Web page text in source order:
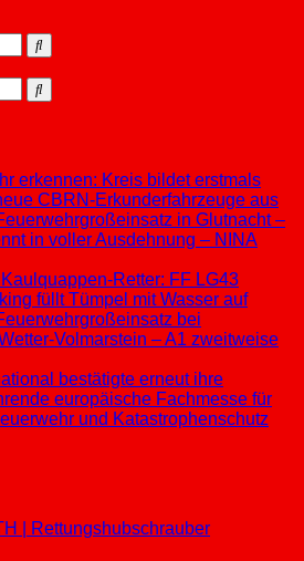
erkennen: Kreis bildet erstmals
CBRN-Erkunderfahrzeuge aus
in Glutnacht –
in voller Ausdehnung – NINA
Retter: FF LG43
füllt Tümpel mit Wasser auf
bei
Volmarstein – A1 zweitweise
bestätigte erneut ihre
europäische Fachmesse für
und Katastrophenschutz
| Rettungshubschrauber